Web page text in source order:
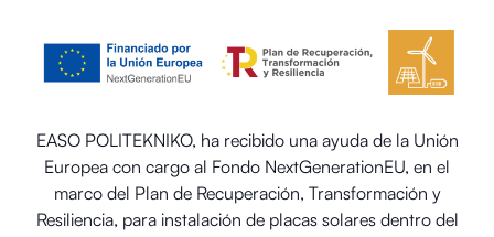
EASO POLITEKNIKO, ha recibido una ayuda de la Unión
Europea con cargo al Fondo NextGenerationEU, en el
marco del Plan de Recuperación, Transformación y
Resiliencia, para instalación de placas solares dentro del